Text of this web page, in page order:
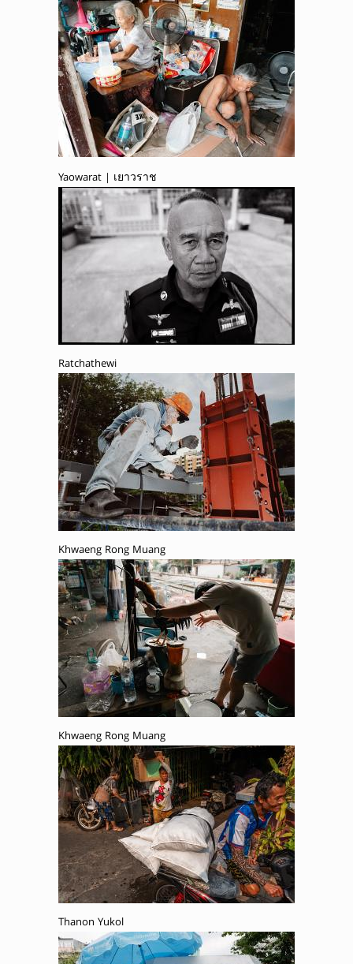
Yaowarat | เยาวราช
Ratchathewi
Khwaeng Rong Muang
Khwaeng Rong Muang
Thanon Yukol